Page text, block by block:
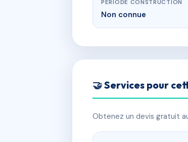
PÉRIODE CONSTRUCTION
Non connue
🤝 Services pour
Obtenez un devis gratuit